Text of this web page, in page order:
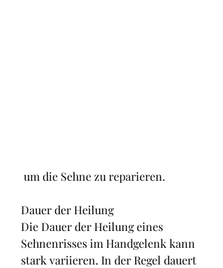
um die Sehne zu reparieren.
Dauer der Heilung
Die Dauer der Heilung eines
Sehnenrisses im Handgelenk kann
stark variieren. In der Regel dauert